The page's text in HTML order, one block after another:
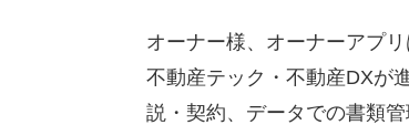
オーナー様、オーナーアプ
不動産テック・不動産DXが
説・契約、データでの書類